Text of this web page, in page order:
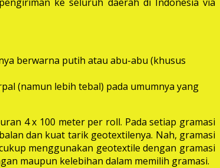
berwarna putih atau abu-abu (khusus
(namun lebih tebal) pada umumnya yang
4 x 100 meter per roll. Pada setiap gramasi
dan kuat tarik geotextilenya. Nah, gramasi
menggunakan geotextile dengan gramasi
maupun kelebihan dalam memilih gramasi.